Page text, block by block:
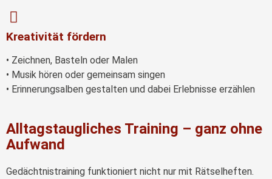
Kreativität fördern
• Zeichnen, Basteln oder Malen
• Musik hören oder gemeinsam singen
• Erinnerungsalben gestalten und dabei Erlebnisse erzählen
Alltagstaugliches Training – ganz ohne
Aufwand
Gedächtnistraining funktioniert nicht nur mit Rätselheften.